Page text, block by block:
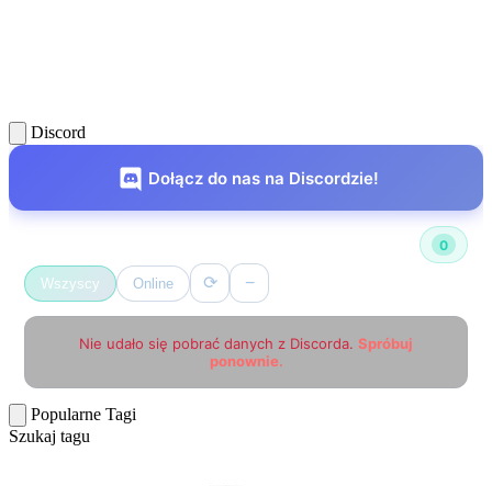
Discord
Dołącz do nas na Discordzie!
0
Wszyscy Online ⟳ −
Nie udało się pobrać danych z Discorda. Spróbuj
ponownie.
Popularne Tagi
Szukaj tagu